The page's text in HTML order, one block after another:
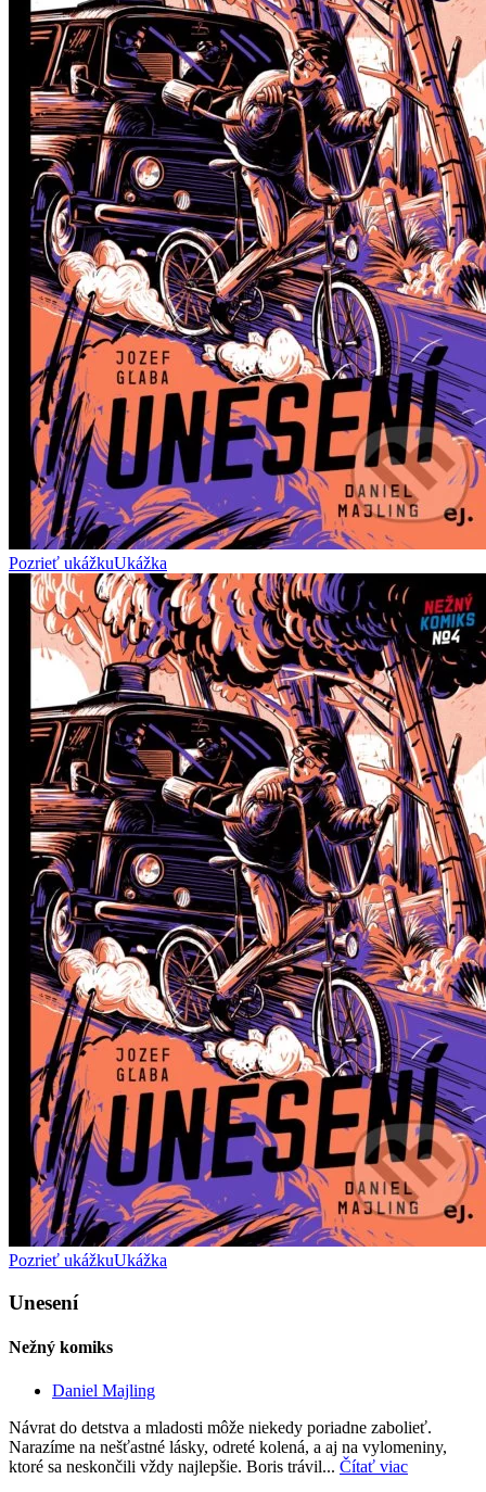
Pozrieť ukážkuUkážka
Pozrieť ukážkuUkážka
Unesení
Nežný komiks
Daniel Majling
Návrat do detstva a mladosti môže niekedy poriadne zabolieť.
Narazíme na nešťastné lásky, odreté kolená, a aj na vylomeniny,
ktoré sa neskončili vždy najlepšie. Boris trávil... Čítať viac